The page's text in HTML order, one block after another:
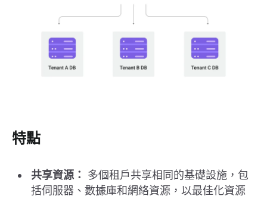
特點
共享資源：
多個租戶共享相同的基礎設施，包
括伺服器、數據庫和網絡資源，以最佳化資源